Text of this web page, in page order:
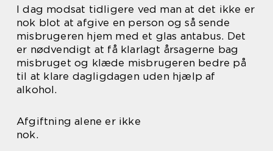
I dag modsat tidligere ved man at det ikke er
nok blot at afgive en person og så sende
misbrugeren hjem med et glas antabus. Det
er nødvendigt at få klarlagt årsagerne bag
misbruget og klæde misbrugeren bedre på
til at klare dagligdagen uden hjælp af
alkohol.
Afgiftning alene er ikke
nok.